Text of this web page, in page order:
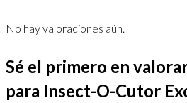
No hay valoraciones aún.
Sé el primero en
para Insect-O-Cutor